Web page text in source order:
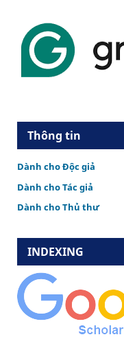
Thông tin
Dành cho Độc giả
Dành cho Tác giả
Dành cho Thủ thư
INDEXING